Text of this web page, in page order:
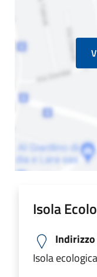
Isola
Indirizzo
Isola